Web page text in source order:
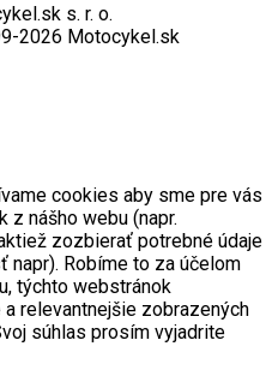
s. r. o.
2026 Motocykel.sk
cookies aby sme pre vás
nášho webu (napr.
zozbierať potrebné údaje
napr). Robíme to za účelom
týchto webstránok
relevantnejšie zobrazených
súhlas prosím vyjadrite